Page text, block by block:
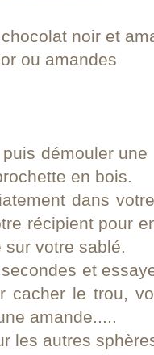
noir et
ou amandes
démouler
en bois.
dans
récipient pour
votre sablé.
et
cacher le trou,
amande.....
les autres